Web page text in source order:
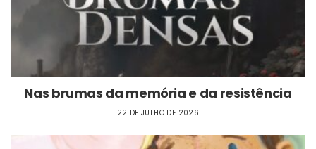
Nas brumas da memória e da resistência
22 DE JULHO DE 2026